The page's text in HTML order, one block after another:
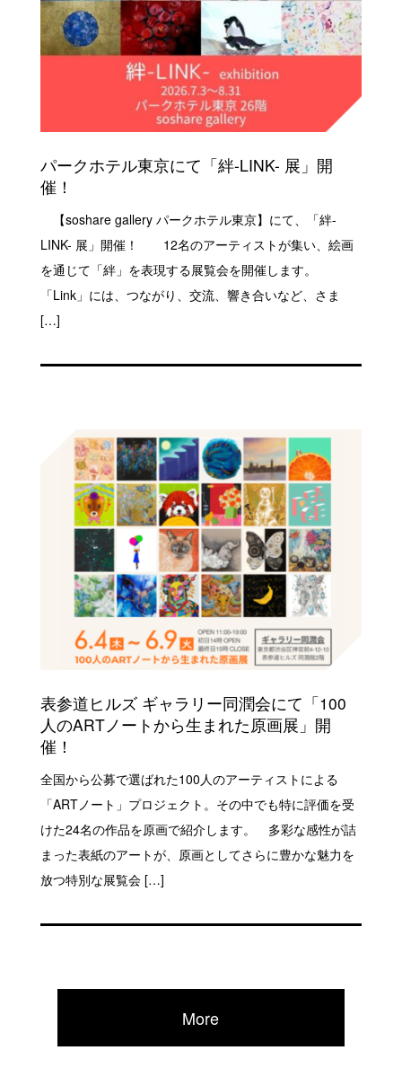
パークホテル東京にて「絆-LINK- 展」開
催！
【soshare gallery パークホテル東京】にて、「絆-
LINK- 展」開催！ 12名のアーティストが集い、絵画
を通じて「絆」を表現する展覧会を開催します。
「Link」には、つながり、交流、響き合いなど、さま
[…]
表参道ヒルズ ギャラリー同潤会にて「100
人のARTノートから生まれた原画展」開
催！
全国から公募で選ばれた100人のアーティストによる
「ARTノート」プロジェクト。その中でも特に評価を受
けた24名の作品を原画で紹介します。 多彩な感性が詰
まった表紙のアートが、原画としてさらに豊かな魅力を
放つ特別な展覧会 […]
More